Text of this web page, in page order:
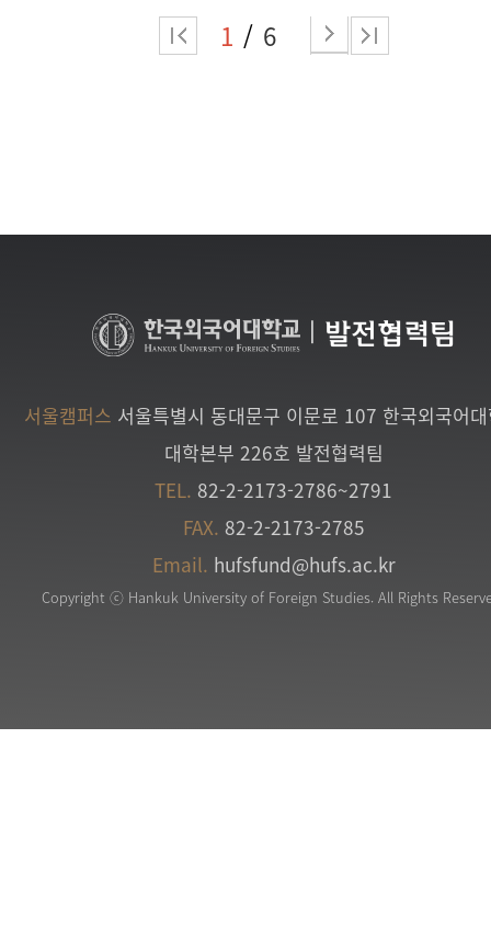
1 6
발전협력팀
서울캠퍼스 서울특별시 동대문구 이문로 107 한국외국어
대학본부 226호 발전협력팀
TEL. 82-2-2173-2786~2791
FAX. 82-2-2173-2785
Email. hufsfund@hufs.ac.kr
Copyright ⓒ Hankuk University of Foreign Studies. All Rights